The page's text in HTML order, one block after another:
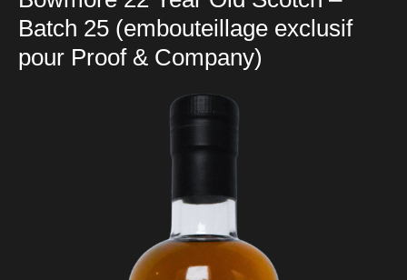
Batch 25 (embouteillage exclusif
pour Proof & Company)